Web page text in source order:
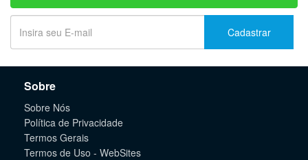
Cadastrar
Sobre
Sobre Nós
Política de Privacidade
Termos Gerais
Termos de Uso - WebSites